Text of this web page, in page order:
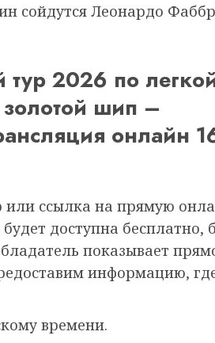
сойдутся Леонардо
2026 по
золотой шип –
онлайн
или ссылка на прямую
доступна бесплатно,
показывает
информацию,
времени.